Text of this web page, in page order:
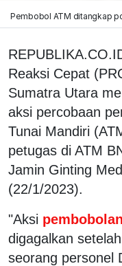
Pembobol ATM ditangkap
Reaksi Cepat
Sumatra Utara
aksi percobaan
Tunai Mandiri
petugas di ATM
Jamin Ginting
(22/1/2023).
"Aksi
digagalkan
seorang personel